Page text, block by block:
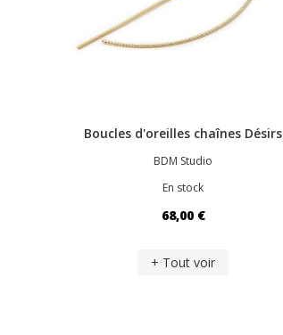
Boucles d'oreilles chaînes Désirs
BDM Studio
En stock
68,00 €
+ Tout voir